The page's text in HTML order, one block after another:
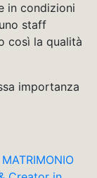
in condizioni
staff
così la qualità
importanza